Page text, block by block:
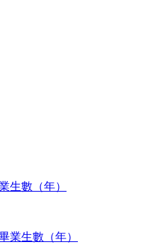
生數（年）
業生數（年）